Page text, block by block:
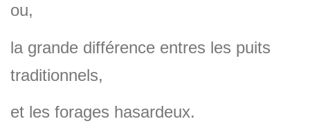
ou,
la grande différence entres les puits
traditionnels,
et les forages hasardeux.